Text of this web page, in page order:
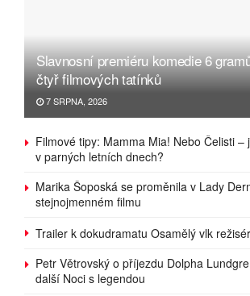
Slavnosní premiéru komedie 6
čtyř filmových tatínků
7 SRPNA, 2026
Filmové tipy: Mamma Mia! Nebo Čelisti –
v parných letních dnech?
Marika Šoposká se proměnila v Lady
stejnojmenném filmu
Trailer k dokudramatu Osamělý vlk
Petr Větrovský o příjezdu Dolpha
další Noci s legendou